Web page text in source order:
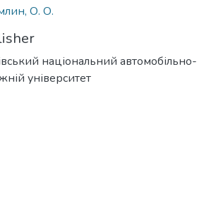
О. О.
національний автомобільно-
університет